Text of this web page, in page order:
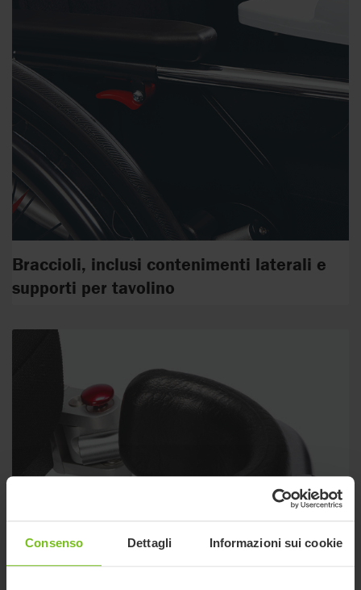
Consenso Dettagli Informazioni sui cookie
Braccioli, inclusi contenimenti laterali e
supporti per tavolino